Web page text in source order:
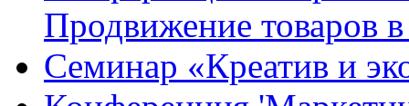
Продвижение товаров
Семинар «Креатив и